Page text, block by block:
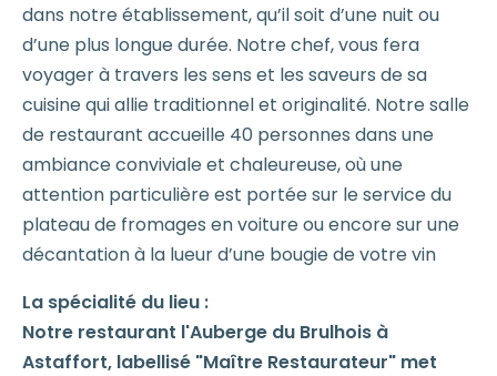
dans notre établissement, qu’il soit d’une nuit ou
d’une plus longue durée. Notre chef, vous fera
voyager à travers les sens et les saveurs de sa
cuisine qui allie traditionnel et originalité. Notre salle
de restaurant accueille 40 personnes dans une
ambiance conviviale et chaleureuse, où une
attention particulière est portée sur le service du
plateau de fromages en voiture ou encore sur une
décantation à la lueur d’une bougie de votre vin
La spécialité du lieu :
Notre restaurant l'Auberge du Brulhois à
Astaffort, labellisé "Maître Restaurateur" met